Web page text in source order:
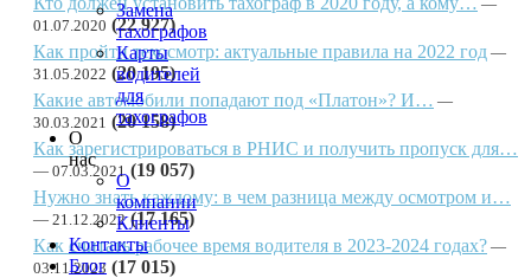
Замена
тахографов
Карты
водителей
для
тахографов
О
нас
О
компании
Клиенты
Контакты
Блог
01.07.2020 (22 927)
Как пройти техосмотр: актуальные правила на 2022 год
31.05.2022 (20 195)
Какие автомобили попадают под «Платон»? И…
30.03.2021 (20 158)
Как зарегистрироваться в РНИС и получить пропуск для…
07.03.2021 (19 057)
Нужно знать каждому: в чем разница между осмотром и…
21.12.2022 (17 165)
Как считать рабочее время водителя в 2023-2024 годах?
03.11.2023 (17 015)